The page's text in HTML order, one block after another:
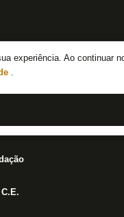
experiência. Ao continuar
.
Botafogo